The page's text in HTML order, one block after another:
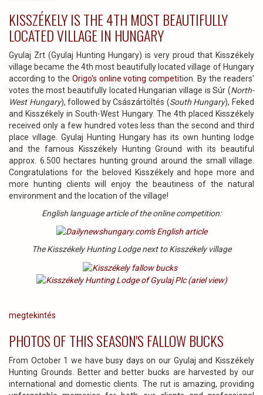
KISSZÉKELY IS THE 4TH MOST BEAUTIFULLY
LOCATED VILLAGE IN HUNGARY
Gyulaj Zrt (Gyulaj Hunting Hungary) is very proud that Kisszékely
village became the 4th most beautifully located village of Hungary
according to the Origo's online voting competition. By the readers'
votes the most beautifully located Hungarian village is Súr (North-
West Hungary), followed by Császártöltés (South Hungary), Feked
and Kisszékely in South-West Hungary. The 4th placed Kisszékely
received only a few hundred votes less than the second and third
place village. Gyulaj Hunting Hungary has its own hunting lodge
and the famous Kisszékely Hunting Ground with its beautiful
approx. 6.500 hectares hunting ground around the small village.
Congratulations for the beloved Kisszékely and hope more and
more hunting clients will enjoy the beautiness of the natural
environment and the location of the village!
English language article of the online competition:
The Kisszékely Hunting Lodge next to Kisszékely village
megtekintés
PHOTOS OF THIS SEASON'S FALLOW BUCKS
From October 1 we have busy days on our Gyulaj and Kisszékely
Hunting Grounds. Better and better bucks are harvested by our
international and domestic clients. The rut is amazing, providing